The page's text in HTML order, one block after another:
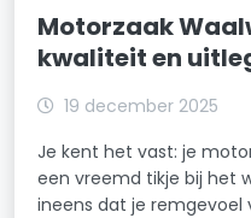
Motorzaak
kwaliteit en
19 december 2025
Je kent het vast: je
een vreemd tikje bij het
ineens dat je remgevoel